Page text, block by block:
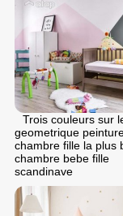
Trois couleurs sur
geometrique
chambre fille la plus
chambre bebe fille
scandinave